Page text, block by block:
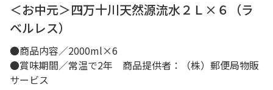
＜お中元＞四万十川天然源流水２Ｌ×６（ラ
ベルレス）
●商品内容／2000ml×6
●賞味期間／常温で2年 商品提供者：（株）郵便局物販
サービス